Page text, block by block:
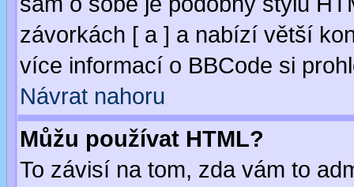
závorkách [ a ] a nabízí větší
více informací o BBCode si
Návrat nahoru
Můžu používat HTML?
To závisí na tom, zda vám to